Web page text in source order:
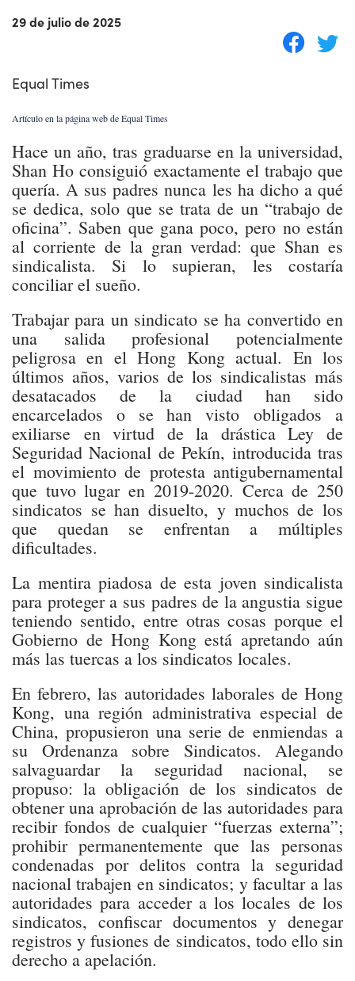
29 de julio de 2025
Equal Times
Artículo en la página web de Equal Times
Hace un año, tras graduarse en la universidad,
Shan Ho consiguió exactamente el trabajo que
quería. A sus padres nunca les ha dicho a qué
se dedica, solo que se trata de un “trabajo de
oficina”. Saben que gana poco, pero no están
al corriente de la gran verdad: que Shan es
sindicalista. Si lo supieran, les costaría
conciliar el sueño.
Trabajar para un sindicato se ha convertido en
una salida profesional potencialmente
peligrosa en el Hong Kong actual. En los
últimos años, varios de los sindicalistas más
desatacados de la ciudad han sido
encarcelados o se han visto obligados a
exiliarse en virtud de la drástica Ley de
Seguridad Nacional de Pekín, introducida tras
el movimiento de protesta antigubernamental
que tuvo lugar en 2019-2020. Cerca de 250
sindicatos se han disuelto, y muchos de los
que quedan se enfrentan a múltiples
dificultades.
La mentira piadosa de esta joven sindicalista
para proteger a sus padres de la angustia sigue
teniendo sentido, entre otras cosas porque el
Gobierno de Hong Kong está apretando aún
más las tuercas a los sindicatos locales.
En febrero, las autoridades laborales de Hong
Kong, una región administrativa especial de
China, propusieron una serie de enmiendas a
su Ordenanza sobre Sindicatos. Alegando
salvaguardar la seguridad nacional, se
propuso: la obligación de los sindicatos de
obtener una aprobación de las autoridades para
recibir fondos de cualquier “fuerzas externa”;
prohibir permanentemente que las personas
condenadas por delitos contra la seguridad
nacional trabajen en sindicatos; y facultar a las
autoridades para acceder a los locales de los
sindicatos, confiscar documentos y denegar
registros y fusiones de sindicatos, todo ello sin
derecho a apelación.